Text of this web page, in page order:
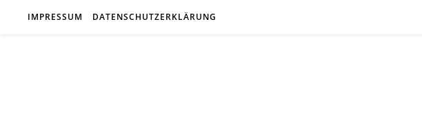
IMPRESSUM DATENSCHUTZERKLÄRUNG